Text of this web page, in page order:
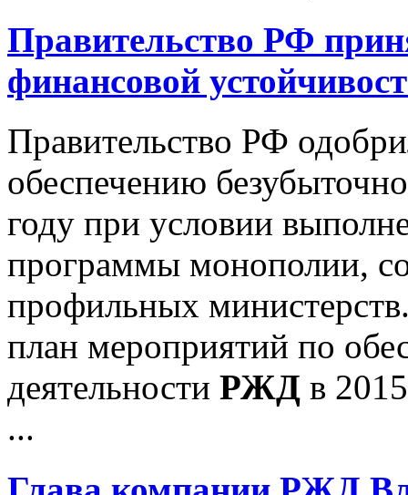
Правительство РФ
финансовой
Правительство РФ
обеспечению
году при условии
программы монополии,
профильных
план мероприятий по
деятельности РЖД в
...